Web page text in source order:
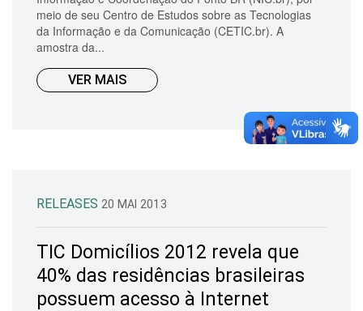
meio de seu Centro de Estudos sobre as Tecnologias
da Informação e da Comunicação (CETIC.br). A
amostra da...
VER MAIS
RELEASES 20 MAI 2013
TIC Domicílios 2012 revela que
40% das residências brasileiras
possuem acesso à Internet